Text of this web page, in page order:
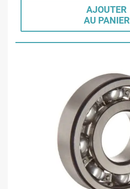
AJOUTER
AU PANIER